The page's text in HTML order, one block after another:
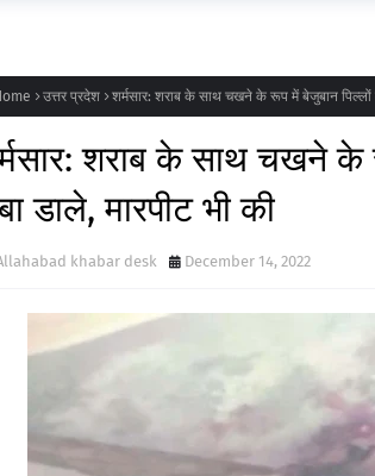
उत्तर प्रदेश शर्मसार: शराब के साथ चखने के रूप में बेजुबान पिल्लों
शराब के साथ चखने के
डाले, मारपीट भी की
khabar desk December 14, 2022